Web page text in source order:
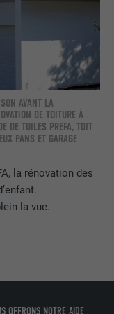
la rénovation des
la vue.
AVANT LA
DE TOITURE À
DE TUILES PREFA, TOIT
PANS ET GARAGE
OFFRONS NOTRE AIDE
réseau social
de
réseau social